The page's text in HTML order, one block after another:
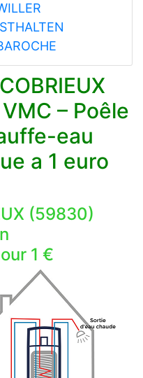
– Poêle
eau
a 1 euro
(59830)
1 €